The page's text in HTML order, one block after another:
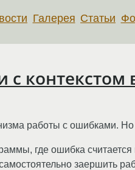
Галерея Статьи
контекстом
работы с ошибками.
где ошибка
заершить